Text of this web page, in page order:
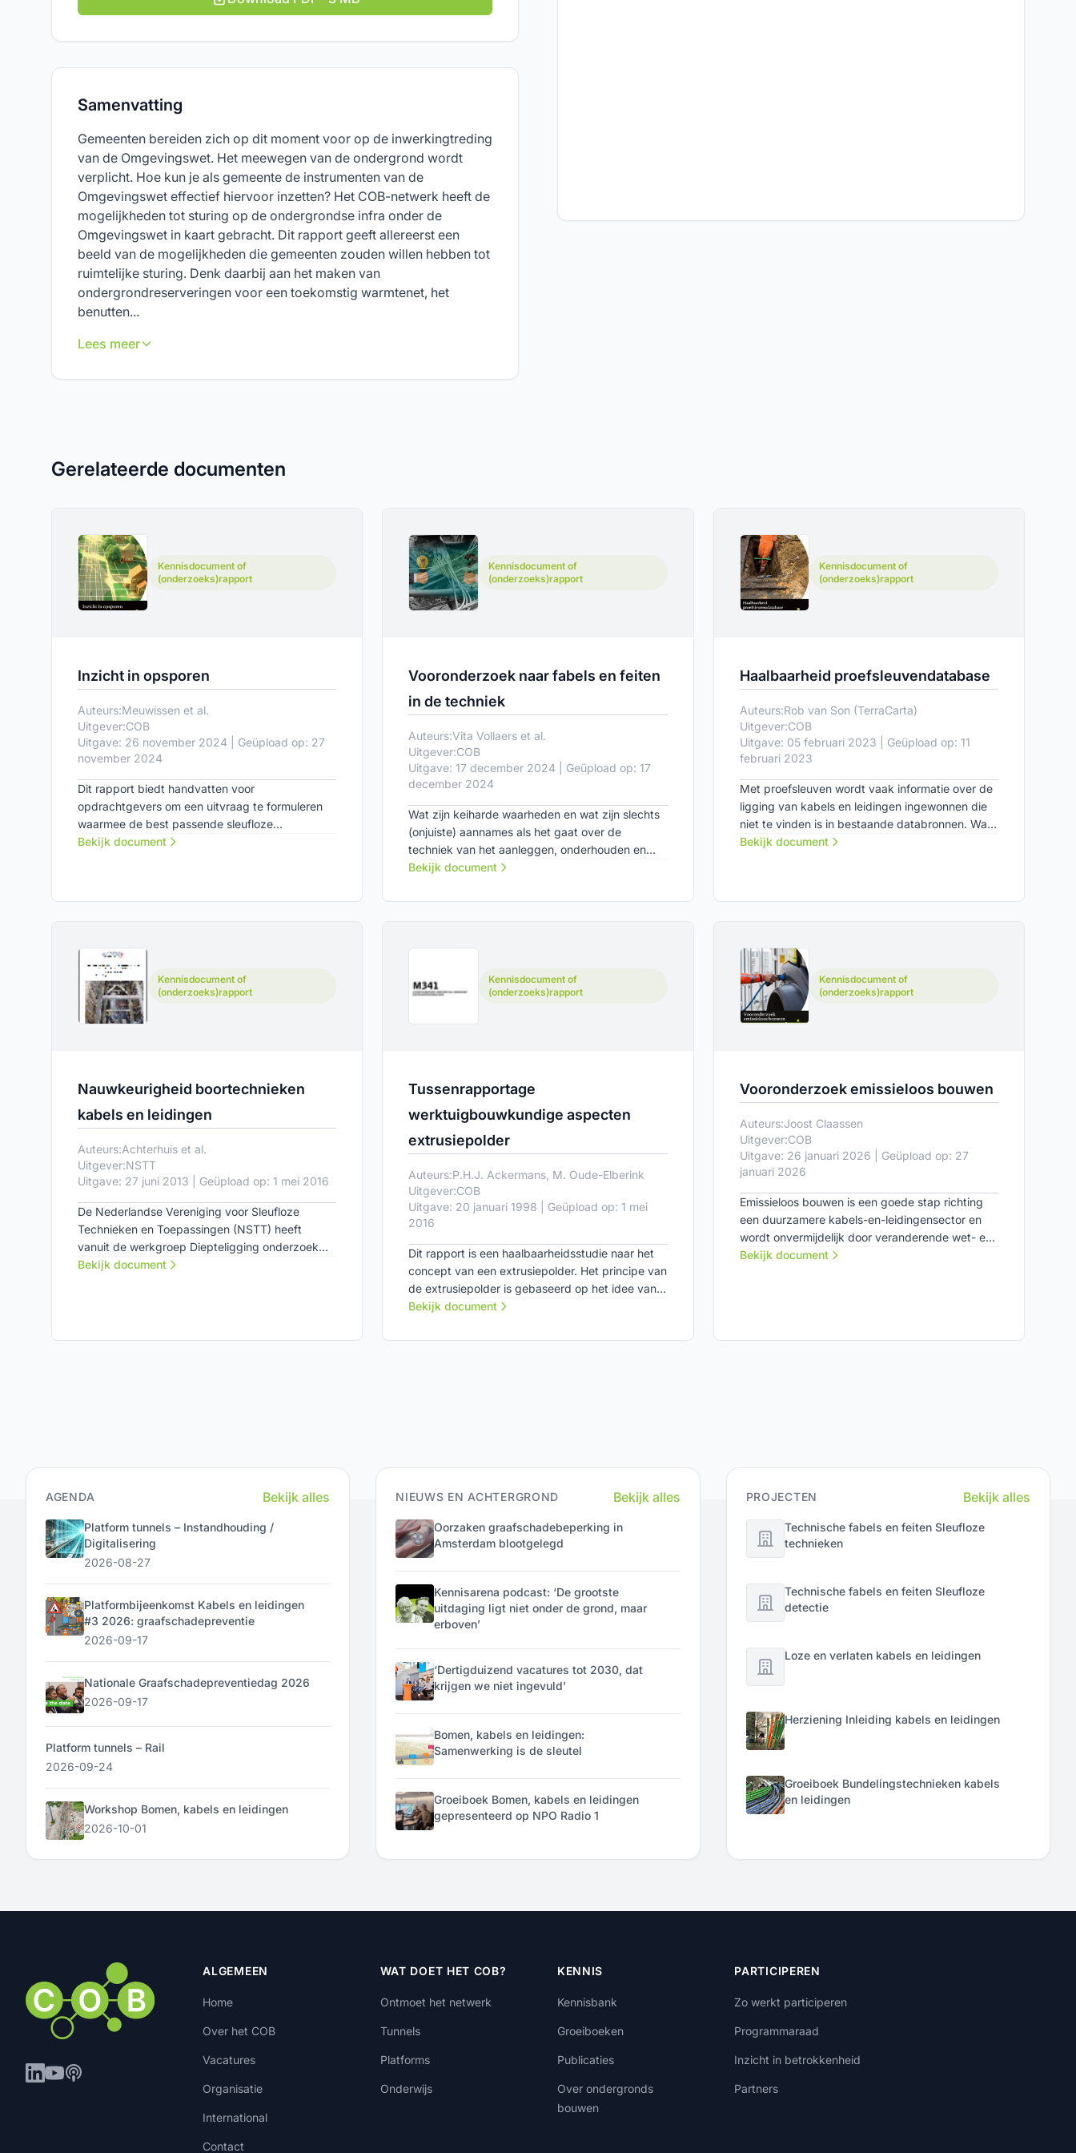
Samenvatting
Gemeenten bereiden zich op dit moment voor op de inwerkingtreding
van de Omgevingswet. Het meewegen van de ondergrond wordt
verplicht. Hoe kun je als gemeente de instrumenten van de
Omgevingswet effectief hiervoor inzetten? Het COB-netwerk heeft de
mogelijkheden tot sturing op de ondergrondse infra onder de
Omgevingswet in kaart gebracht. Dit rapport geeft allereerst een
beeld van de mogelijkheden die gemeenten zouden willen hebben tot
ruimtelijke sturing. Denk daarbij aan het maken van
ondergrondreserveringen voor een toekomstig warmtenet, het
benutten...
Lees meer
Gerelateerde documenten
Kennisdocument of
(onderzoeks)rapport
Inzicht in opsporen
Auteurs:Meuwissen et al.
Uitgever:COB
Uitgave: 26 november 2024 | Geüpload op: 27
november 2024
Dit rapport biedt handvatten voor
opdrachtgevers om een uitvraag te formuleren
waarmee de best passende sleufloze
detectiemethode kan worden bepaald.
Bekijk document
Kennisdocument of
(onderzoeks)rapport
Vooronderzoek naar fabels en feiten
in de techniek
Auteurs:Vita Vollaers et al.
Uitgever:COB
Uitgave: 17 december 2024 | Geüpload op: 17
december 2024
Wat zijn keiharde waarheden en wat zijn slechts
(onjuiste) aannames als het gaat over de
techniek van het aanleggen, onderhouden en
beheren van kabels en leidingen? In dit
gebracht rondom welke thema’s er behoefte is
Bekijk document
Kennisdocument of
(onderzoeks)rapport
Haalbaarheid proefsleuvendatabase
Auteurs:Rob van Son (TerraCarta)
Uitgever:COB
Uitgave: 05 februari 2023 | Geüpload op: 11
februari 2023
Met proefsleuven wordt vaak informatie over de
ligging van kabels en leidingen ingewonnen die
niet te vinden is in bestaande databronnen. Wat
als die informatie voortaan wordt vastgelegd en
Bekijk document
Kennisdocument of
(onderzoeks)rapport
Nauwkeurigheid boortechnieken
kabels en leidingen
Auteurs:Achterhuis et al.
Uitgever:NSTT
Uitgave: 27 juni 2013 | Geüpload op: 1 mei 2016
De Nederlandse Vereniging voor Sleufloze
Technieken en Toepassingen (NSTT) heeft
vanuit de werkgroep Diepteligging onderzoek
gedaan naar de nauwkeurigheid van boringen.
Bekijk document
Kennisdocument of
(onderzoeks)rapport
Tussenrapportage
werktuigbouwkundige aspecten
extrusiepolder
Auteurs:P.H.J. Ackermans, M. Oude-Elberink
Uitgever:COB
Uitgave: 20 januari 1998 | Geüpload op: 1 mei
2016
Dit rapport is een haalbaarheidsstudie naar het
concept van een extrusiepolder. Het principe van
de extrusiepolder is gebaseerd op het idee van
het aanbrengen van een waterdichte bodemlaag
de grond voor de stabiliteit (horizontaal en
Bekijk document
Kennisdocument of
(onderzoeks)rapport
Vooronderzoek emissieloos bouwen
Auteurs:Joost Claassen
Uitgever:COB
Uitgave: 26 januari 2026 | Geüpload op: 27
januari 2026
Emissieloos bouwen is een goede stap richting
een duurzamere kabels-en-leidingensector en
wordt onvermijdelijk door veranderende wet- en
regelgeving. Dit vooronderzoek verkent de rol
Bekijk document
AGENDA Bekijk alles
Platform tunnels – Instandhouding /
Digitalisering
2026-08-27
Platformbijeenkomst Kabels en leidingen
#3 2026: graafschadepreventie
2026-09-17
Nationale Graafschadepreventiedag 2026
2026-09-17
Platform tunnels – Rail
2026-09-24
Workshop Bomen, kabels en leidingen
2026-10-01
NIEUWS EN ACHTERGROND Bekijk alles
Oorzaken graafschadebeperking in
Amsterdam blootgelegd
Kennisarena podcast: ‘De grootste
uitdaging ligt niet onder de grond, maar
erboven’
‘Dertigduizend vacatures tot 2030, dat
krijgen we niet ingevuld’
Bomen, kabels en leidingen:
Samenwerking is de sleutel
Groeiboek Bomen, kabels en leidingen
gepresenteerd op NPO Radio 1
PROJECTEN Bekijk alles
Technische fabels en feiten Sleufloze
technieken
Technische fabels en feiten Sleufloze
detectie
Loze en verlaten kabels en leidingen
Herziening Inleiding kabels en leidingen
Groeiboek Bundelingstechnieken kabels
en leidingen
ALGEMEEN
Home
Over het COB
Vacatures
Organisatie
International
Contact
WAT DOET HET COB?
Ontmoet het netwerk
Tunnels
Platforms
Onderwijs
KENNIS
Kennisbank
Groeiboeken
Publicaties
Over ondergronds
bouwen
PARTICIPEREN
Zo werkt participeren
Programmaraad
Inzicht in betrokkenheid
Partners